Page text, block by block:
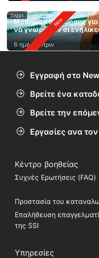
zoggs
Μάθημα κολύμβησης για
να γνωρίζουν οι
6 ημέρες πριν
Εγγραφή στο
Βρείτε ένα
Βρείτε την
Εργασίες ανα
Κέντρο βοηθείας
Συχνές Ερωτήσεις (FAQ)
Προστασία του
Επαλήθευση
της SSI
Υπηρεσίες